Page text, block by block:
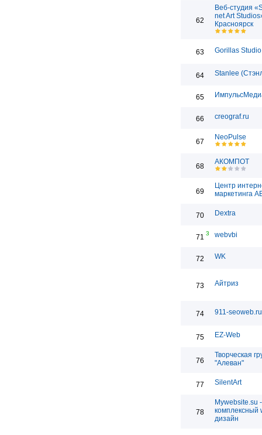
62
Веб-студия
net Art
Красноярск
63 Gorillas Studio
64 Stanlee
65
66 creograf.ru
67
NeoPulse
68
АКОМПОТ
69
Центр
маркетинга
70 Dextra
71 3 webvbi
72 WK
73 Айтриз
74 911-seoweb.ru
75 EZ-Web
76
Творческая
"Алеван"
77 SilentArt
78
Mywebsite.su -
комплексный
дизайн